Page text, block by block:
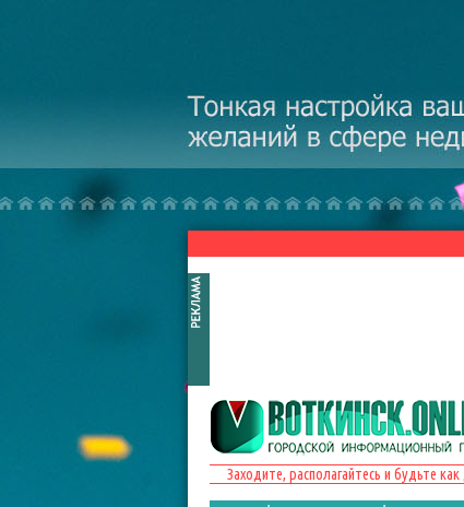
Заходите, располагайтесь и будьте